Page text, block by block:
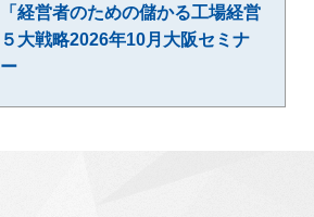
「経営者のための儲かる工場経営
５大戦略2026年10月大阪セミナ
ー